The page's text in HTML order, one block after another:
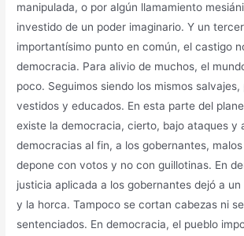
manipulada, o por algún llamamiento
investido de un poder imaginario. Y un
importantísimo punto en común, el castigo
democracia. Para alivio de muchos, el
poco. Seguimos siendo los mismos salvajes,
vestidos y educados. En esta parte del
existe la democracia, cierto, bajo ataques y
democracias al fin, a los gobernantes,
depone con votos y no con guillotinas. En
justicia aplicada a los gobernantes dejó a
y la horca. Tampoco se cortan cabezas ni
sentenciados. En democracia, el pueblo